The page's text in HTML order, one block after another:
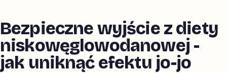
Bezpieczne wyjście z diety
niskowęglowodanowej -
jak uniknąć efektu jo-jo